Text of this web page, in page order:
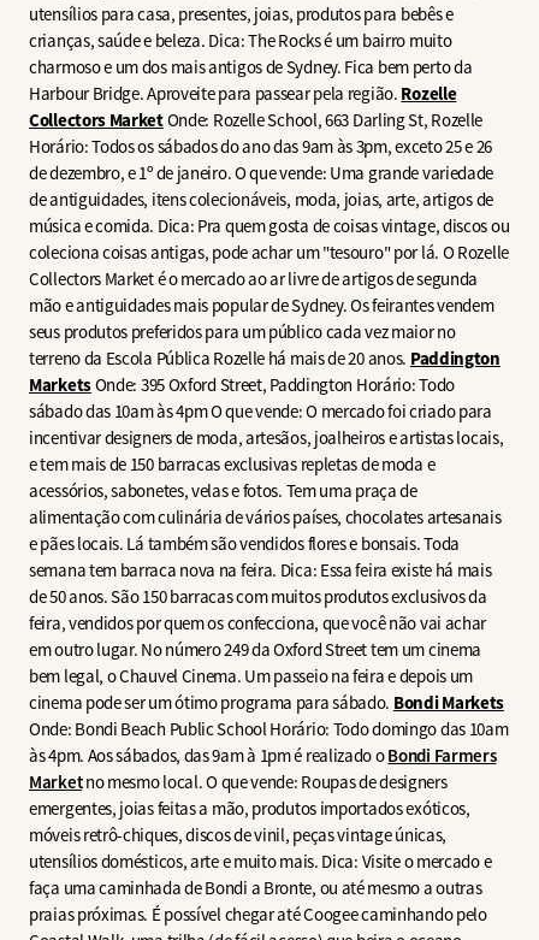
utensílios para casa, presentes, joias, produtos para bebês e
crianças, saúde e beleza. Dica: The Rocks é um bairro muito
charmoso e um dos mais antigos de Sydney. Fica bem perto da
Harbour Bridge. Aproveite para passear pela região. Rozelle
Collectors MarketOnde: Rozelle School, 663 Darling St, Rozelle
Horário: Todos os sábados do ano das 9am às 3pm, exceto 25 e 26
de dezembro, e 1º de janeiro. O que vende: Uma grande variedade
de antiguidades, itens colecionáveis, moda, joias, arte, artigos de
música e comida. Dica: Pra quem gosta de coisas vintage, discos ou
coleciona coisas antigas, pode achar um "tesouro" por lá. O Rozelle
Collectors Market é o mercado ao ar livre de artigos de segunda
mão e antiguidades mais popular de Sydney. Os feirantes vendem
seus produtos preferidos para um público cada vez maior no
terreno da Escola Pública Rozelle há mais de 20 anos. Paddington
MarketsOnde: 395 Oxford Street, Paddington Horário: Todo
sábado das 10am às 4pm O que vende: O mercado foi criado para
incentivar designers de moda, artesãos, joalheiros e artistas locais,
e tem mais de 150 barracas exclusivas repletas de moda e
acessórios, sabonetes, velas e fotos. Tem uma praça de
alimentação com culinária de vários países, chocolates artesanais
e pães locais. Lá também são vendidos flores e bonsais. Toda
semana tem barraca nova na feira. Dica: Essa feira existe há mais
de 50 anos. São 150 barracas com muitos produtos exclusivos da
feira, vendidos por quem os confecciona, que você não vai achar
em outro lugar. No número 249 da Oxford Street tem um cinema
bem legal, o Chauvel Cinema. Um passeio na feira e depois um
cinema pode ser um ótimo programa para sábado. Bondi Markets
Onde: Bondi Beach Public School Horário: Todo domingo das 10am
às 4pm. Aos sábados, das 9am à 1pm é realizado oBondi Farmers
Marketno mesmo local. O que vende: Roupas de designers
emergentes, joias feitas a mão, produtos importados exóticos,
móveis retrô-chiques, discos de vinil, peças vintage únicas,
utensílios domésticos, arte e muito mais. Dica: Visite o mercado e
faça uma caminhada de Bondi a Bronte, ou até mesmo a outras
praias próximas. É possível chegar até Coogee caminhando pelo